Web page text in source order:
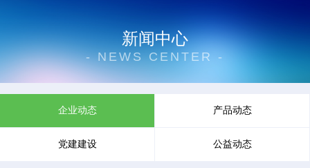
新闻中心
- NEWS CENTER -
企业动态 产品动态
党建建设 公益动态